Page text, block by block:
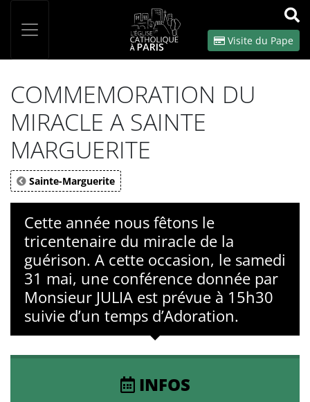
OK
Visite du Pape
COMMEMORATION DU
MIRACLE A SAINTE
MARGUERITE
Sainte-Marguerite
Cette année nous fêtons le
tricentenaire du miracle de la
guérison. A cette occasion, le samedi
31 mai, une conférence donnée par
Monsieur JULIA est prévue à 15h30
suivie d’un temps d’Adoration.
INFOS
Panneau de gestion des cookies